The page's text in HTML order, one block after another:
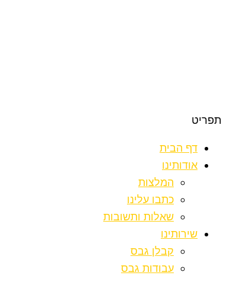
תפריט
דף הבית
אודותינו
המלצות
כתבו עלינו
שאלות ותשובות
שירותינו
קבלן גבס
עבודות גבס